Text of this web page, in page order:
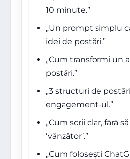
10 minute.”
„Un prompt simplu
idei de postări.”
„Cum transformi un
postări.”
„3 structuri de
engagement-ul.”
„Cum scrii clar, fără
‘vânzător’.”
„Cum folosești